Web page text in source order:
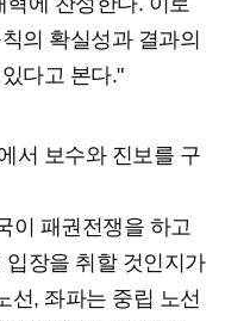
의 확실성과 결과의
다고 본다."
서 보수와 진보를 구
이 패권전쟁을 하고
장을 취할 것인지가
선, 좌파는 중립 노선